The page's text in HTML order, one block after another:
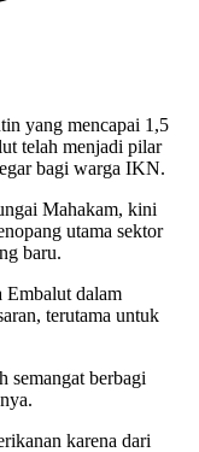
yang mencapai 1,5
telah menjadi pilar
bagi warga IKN.
Mahakam, kini
utama sektor
baru.
Embalut dalam
terutama untuk
semangat berbagi
karena dari